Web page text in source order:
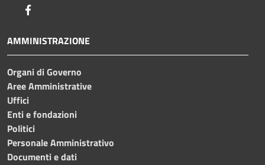
AMMINISTRAZIONE
Organi di Governo
Aree Amministrative
Uffici
Enti e fondazioni
Politici
Personale Amministrativo
Documenti e dati